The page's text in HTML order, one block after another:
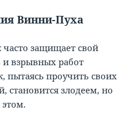
Винни-Пуха
защищает свой
и взрывных работ
пытаясь проучить своих
становится злодеем, но
этом.